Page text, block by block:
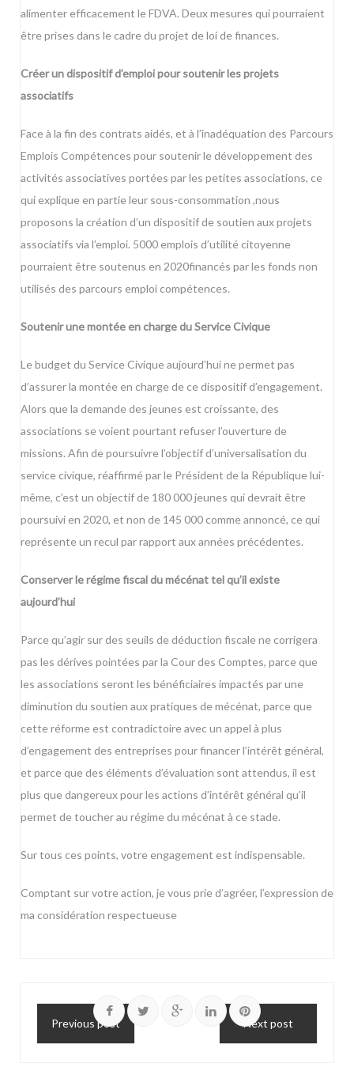
alimenter efficacement le FDVA. Deux mesures qui pourraient
être prises dans le cadre du projet de loi de finances.
Créer un dispositif d’emploi pour soutenir les projets
associatifs
Face à la fin des contrats aidés, et à l’inadéquation des Parcours
Emplois Compétences pour soutenir le développement des
activités associatives portées par les petites associations, ce
qui explique en partie leur sous-consommation ,nous
proposons la création d’un dispositif de soutien aux projets
associatifs via l’emploi. 5000 emplois d’utilité citoyenne
pourraient être soutenus en 2020financés par les fonds non
utilisés des parcours emploi compétences.
Soutenir une montée en charge du Service Civique
Le budget du Service Civique aujourd’hui ne permet pas
d’assurer la montée en charge de ce dispositif d’engagement.
Alors que la demande des jeunes est croissante, des
associations se voient pourtant refuser l’ouverture de
missions. Afin de poursuivre l’objectif d’universalisation du
service civique, réaffirmé par le Président de la République lui-
même, c’est un objectif de 180 000 jeunes qui devrait être
poursuivi en 2020, et non de 145 000 comme annoncé, ce qui
représente un recul par rapport aux années précédentes.
Conserver le régime fiscal du mécénat tel qu’il existe
aujourd’hui
Parce qu’agir sur des seuils de déduction fiscale ne corrigera
pas les dérives pointées par la Cour des Comptes, parce que
les associations seront les bénéficiaires impactés par une
diminution du soutien aux pratiques de mécénat, parce que
cette réforme est contradictoire avec un appel à plus
d’engagement des entreprises pour financer l’intérêt général,
et parce que des éléments d’évaluation sont attendus, il est
plus que dangereux pour les actions d’intérêt général qu’il
permet de toucher au régime du mécénat à ce stade.
Sur tous ces points, votre engagement est indispensable.
Comptant sur votre action, je vous prie d’agréer, l’expression de
ma considération respectueuse
Previous post Next post